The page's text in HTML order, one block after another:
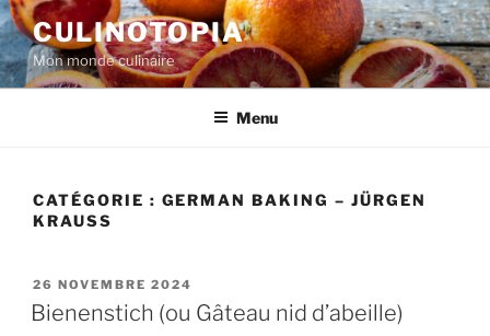
Aller
au
contenu
principal
CULINOTOPIA
Mon monde culinaire
Menu
CATÉGORIE : GERMAN BAKING – JÜRGEN
KRAUSS
PUBLIÉ
LE
26 NOVEMBRE 2024
Bienenstich (ou Gâteau nid d’abeille)